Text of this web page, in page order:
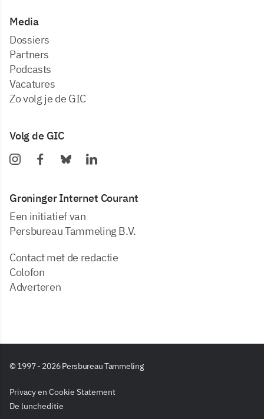
Media
dossiers
partners
podcasts
vacatures
zo volg je de GIC
Volg de GIC
Groninger Internet Courant
Een initiatief van
Persbureau Tammeling B.V.
Contact met de redactie
Colofon
Adverteren
© 1997 - 2026 Persbureau Tammeling
Privacy en Cookie Statement
De luncheditie